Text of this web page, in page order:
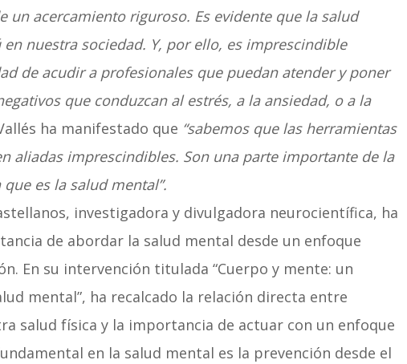
un acercamiento riguroso. Es evidente que la salud
nuestra sociedad. Y, por ello, es imprescindible
de acudir a profesionales que puedan atender y poner
que conduzcan al estrés, a la ansiedad, o a la
ha manifestado que “sabemos que las herramientas
aliadas imprescindibles. Son una parte importante de la
es la salud mental”.
investigadora y divulgadora neurocientífica, ha
de abordar la salud mental desde un enfoque
En su intervención titulada “Cuerpo y mente: un
mental”, ha recalcado la relación directa entre
salud física y la importancia de actuar con un enfoque
en la salud mental es la prevención desde el